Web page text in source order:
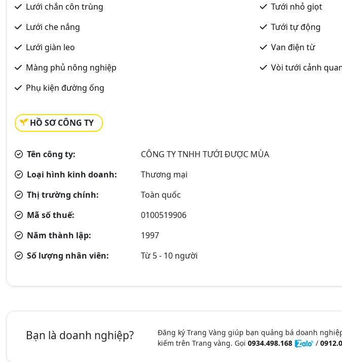
Lưới chắn côn trùng
Lưới che nắng
Lưới giàn leo
Màng phủ nông nghiệp
Phụ kiện đường ống
Tưới nhỏ giọt
Tưới tự động
Van điện từ
Vòi tưới cảnh
HỒ SƠ CÔNG TY
Tên công ty:
CÔNG TY TNHH TƯỚI ĐƯỢC MÙA
Loại hình kinh doanh:
Thương mại
Thị trường chính:
Toàn quốc
Mã số thuế:
0100519906
Năm thành lập:
1997
Số lượng nhân viên:
Từ 5 - 10 người
Bạn là doanh nghiệp?
Đăng ký Trang Vàng giúp bạn quảng bá doanh
kiếm trên Trang vàng. Gọi 0934.498.168 /